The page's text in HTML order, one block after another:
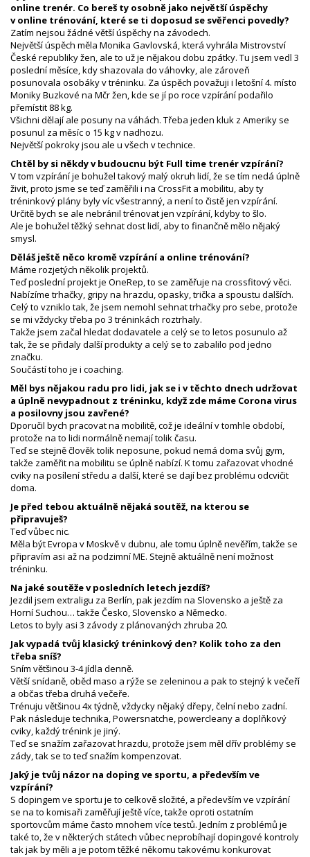
online trenér. Co bereš ty osobně jako největší úspěchy
v online trénování, které se ti doposud se svěřenci povedly?
Zatím nejsou žádné větší úspěchy na závodech.
Největší úspěch měla Monika Gavlovská, která vyhrála Mistrovství
České republiky žen, ale to už je nějakou dobu zpátky. Tu jsem vedl 3
poslední měsíce, kdy shazovala do váhovky, ale zároveň
posunovala osobáky v tréninku. Za úspěch považuji i letošní 4. místo
Moniky Buzkové na Mčr žen, kde se jí po roce vzpírání podařilo
přemístit 88 kg.
Všichni dělají ale posuny na váhách. Třeba jeden kluk z Ameriky se
posunul za měsíc o 15 kg v nadhozu.
Největší pokroky jsou ale u všech v technice.
Chtěl by si někdy v budoucnu být Full time trenér vzpírání?
V tom vzpírání je bohužel takový malý okruh lidí, že se tím nedá úplně
živit, proto jsme se teď zaměřili i na CrossFit a mobilitu, aby ty
tréninkový plány byly víc všestranný, a není to čistě jen vzpírání.
Určitě bych se ale nebránil trénovat jen vzpírání, kdyby to šlo.
Ale je bohužel těžký sehnat dost lidí, aby to finančně mělo nějaký
smysl.
Děláš ještě něco kromě vzpírání a online trénování?
Máme rozjetých několik projektů.
Teď poslední projekt je OneRep, to se zaměřuje na crossfitový věci.
Nabízíme trhačky, gripy na hrazdu, opasky, trička a spoustu dalších.
Celý to vzniklo tak, že jsem nemohl sehnat trhačky pro sebe, protože
se mi vždycky třeba po 3 tréninkách roztrhaly.
Takže jsem začal hledat dodavatele a celý se to letos posunulo až
tak, že se přidaly další produkty a celý se to zabalilo pod jedno
značku.
Součástí toho je i coaching.
Měl bys nějakou radu pro lidi, jak se i v těchto dnech udržovat
a úplně nevypadnout z tréninku, když zde máme Corona virus
a posilovny jsou zavřené?
Dporučil bych pracovat na mobilitě, což je ideální v tomhle období,
protože na to lidi normálně nemají tolik času.
Teď se stejně člověk tolik neposune, pokud nemá doma svůj gym,
takže zaměřit na mobilitu se úplně nabízí. K tomu zařazovat vhodné
cviky na posílení středu a další, které se dají bez problému odcvičit
doma.
Je před tebou aktuálně nějaká soutěž, na kterou se
připravuješ?
Teď vůbec nic.
Měla být Evropa v Moskvě v dubnu, ale tomu úplně nevěřím, takže se
připravím asi až na podzimní ME. Stejně aktuálně není možnost
tréninku.
Na jaké soutěže v posledních letech jezdíš?
Jezdil jsem extraligu za Berlín, pak jezdím na Slovensko a ještě za
Horní Suchou… takže Česko, Slovensko a Německo.
Letos to byly asi 3 závody z plánovaných zhruba 20.
Jak vypadá tvůj klasický tréninkový den? Kolik toho za den
třeba sníš?
Sním většinou 3-4 jídla denně.
Větší snídaně, oběd maso a rýže se zeleninou a pak to stejný k večeří
a občas třeba druhá večeře.
Trénuju většinou 4x týdně, vždycky nějaký dřepy, čelní nebo zadní.
Pak následuje technika, Powersnatche, powercleany a doplňkový
cviky, každý trénink je jiný.
Teď se snažím zařazovat hrazdu, protože jsem měl dřív problémy se
zády, tak se to teď snažím kompenzovat.
Jaký je tvůj názor na doping ve sportu, a především ve
vzpírání?
S dopingem ve sportu je to celkově složité, a především ve vzpírání
se na to komisaři zaměřují ještě více, takže oproti ostatním
sportovcům máme často mnohem více testů. Jedním z problémů je
také to, že v některých státech vůbec neprobíhají dopingové kontroly
tak jak by měli a je potom těžké někomu takovému konkurovat